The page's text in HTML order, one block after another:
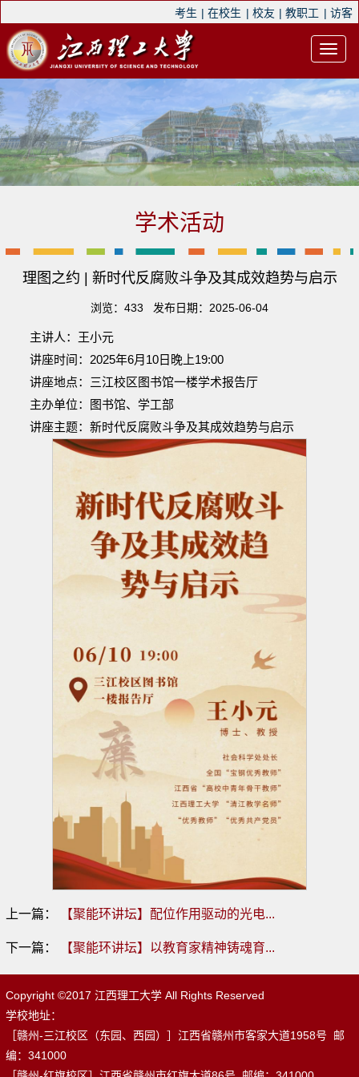
考生 | 在校生 | 校友 | 教职工 | 访客
学术活动
理图之约 | 新时代反腐败斗争及其成效趋势与启示
浏览： 433 发布日期：2025-06-04
主讲人：王小元
讲座时间：2025年6月10日晚上19:00
讲座地点：三江校区图书馆一楼学术报告厅
主办单位：图书馆、学工部
讲座主题：新时代反腐败斗争及其成效趋势与启示
上一篇： 【聚能环讲坛】配位作用驱动的光电...
下一篇： 【聚能环讲坛】以教育家精神铸魂育...
Copyright ©2017 江西理工大学 All Rights Reserved
学校地址：
［赣州-三江校区（东园、西园）］江西省赣州市客家大道1958号 邮
编：341000